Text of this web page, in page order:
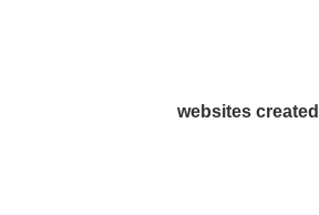
websites created